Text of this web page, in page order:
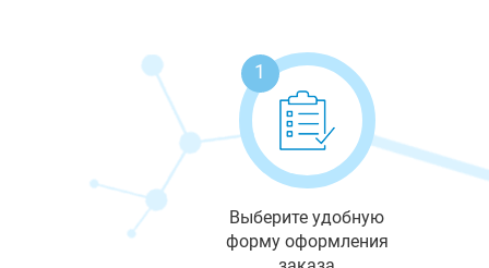
1
Выберите удобную
форму оформления